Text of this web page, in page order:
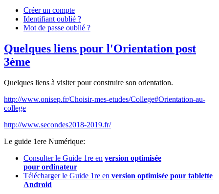
Créer un compte
Identifiant oublié ?
Mot de passe oublié ?
Quelques liens pour l'Orientation post
3ème
Quelques liens à visiter pour construire son orientation.
http://www.onisep.fr/Choisir-mes-etudes/College#Orientation-au-
college
http://www.secondes2018-2019.fr/
Le guide 1ere Numérique:
Consulter le Guide 1re en version optimisée
pour ordinateur
Télécharger le Guide 1re en version optimisée pour tablette
Android